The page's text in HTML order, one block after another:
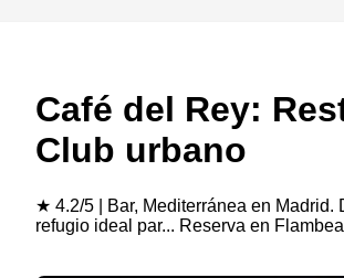
Café del Rey:
Club urbano
★ 4.2/5 | Bar, Mediterránea en Madrid.
refugio ideal par... Reserva en